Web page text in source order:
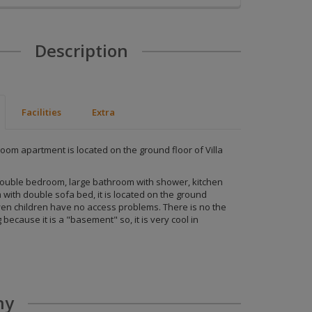
Description
Facilities Extra
apartment is located on the ground floor of Villa
bedroom, large bathroom with shower, kitchen
with double sofa bed, it is located on the ground
children have no access problems. There is no the
because it is a "basement" so, it is very cool in
non
dal
di
cookie
visita. I